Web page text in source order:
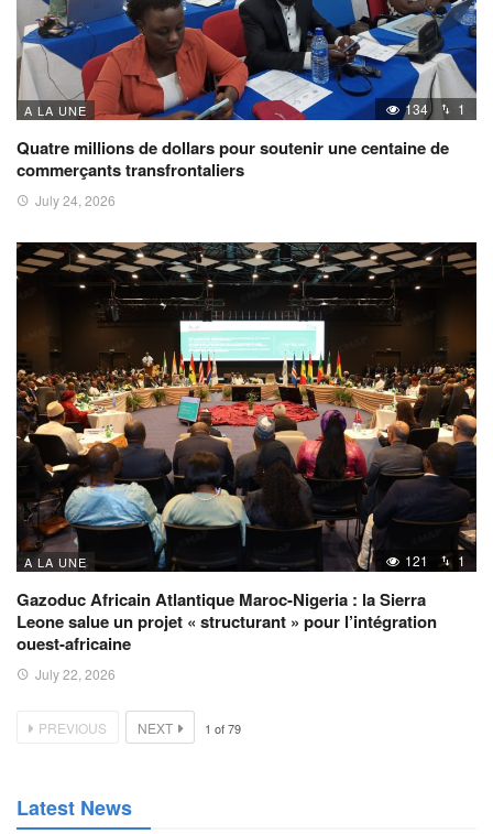
A LA UNE 134 1
Quatre millions de dollars pour soutenir une centaine de
commerçants transfrontaliers
July 24, 2026
A LA UNE 121 1
Gazoduc Africain Atlantique Maroc-Nigeria : la Sierra
Leone salue un projet « structurant » pour l’intégration
ouest-africaine
July 22, 2026
PREVIOUS NEXT 1 of79
Latest News